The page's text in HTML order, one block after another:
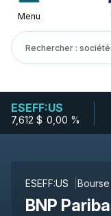
Menu
ESEFF:US
7,612 $-0,00 %
ESEFF:US Bourse
BNP